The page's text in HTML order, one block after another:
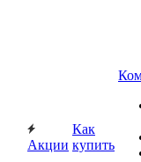
Акции
Как
купить